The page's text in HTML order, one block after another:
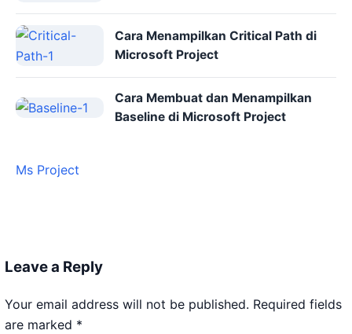
Cara Menampilkan Critical Path di
Microsoft Project
Cara Membuat dan Menampilkan
Baseline di Microsoft Project
Ms Project
Leave a Reply
Your email address will not be published. Required fields
are marked *